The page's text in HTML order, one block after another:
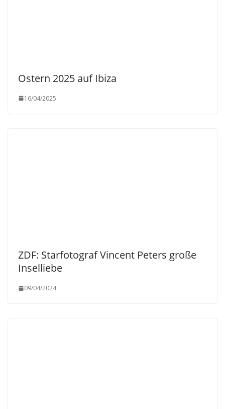
Ostern 2025 auf Ibiza
16/04/2025
ZDF: Starfotograf Vincent Peters große
Inselliebe
09/04/2024